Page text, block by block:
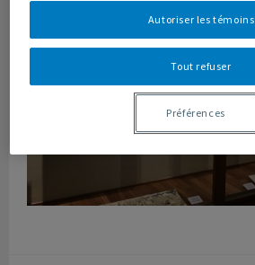
Tout refuser
Autoriser les témoins
Préférences